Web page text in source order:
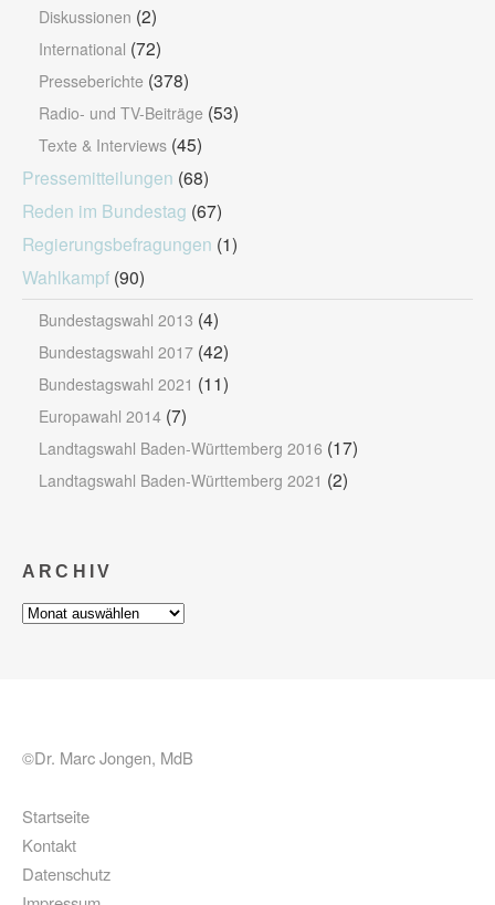
Diskussionen (2)
International (72)
Presseberichte (378)
Radio- und TV-Beiträge (53)
Texte & Interviews (45)
Pressemitteilungen (68)
Reden im Bundestag (67)
Regierungsbefragungen (1)
Wahlkampf (90)
Bundestagswahl 2013 (4)
Bundestagswahl 2017 (42)
Bundestagswahl 2021 (11)
Europawahl 2014 (7)
Landtagswahl Baden-Württemberg 2016 (17)
Landtagswahl Baden-Württemberg 2021 (2)
ARCHIV
Archiv
©Dr. Marc Jongen, MdB
Startseite
Kontakt
Datenschutz